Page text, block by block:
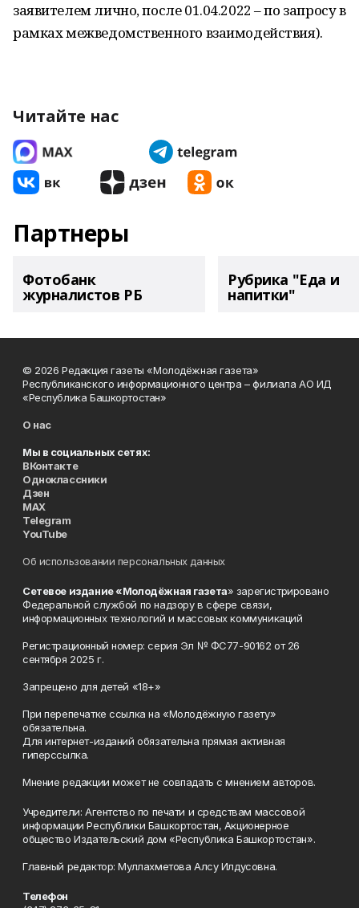
заявителем лично, после 01.04.2022 – по запросу в
рамках межведомственного взаимодействия).
Читайте нас
Партнеры
Фотобанк
журналистов РБ
Рубрика "Еда и
напитки"
© 2026 Редакция газеты «Молодёжная газета»
Республиканского информационного центра – филиала АО ИД
«Республика Башкортостан»
О нас
Мы в социальных сетях:
ВКонтакте
Одноклассники
Дзен
MAX
Telegram
YouTube
Об использовании персональных данных
Сетевое издание «Молодёжная газета» зарегистрировано
Федеральной службой по надзору в сфере связи,
информационных технологий и массовых коммуникаций
Регистрационный номер: серия Эл № ФС77-90162 от 26
сентября 2025 г.
Запрещено для детей «18+»
При перепечатке ссылка на «Молодёжную газету»
обязательна.
Для интернет-изданий обязательна прямая активная
гиперссылка.
Мнение редакции может не совпадать с мнением авторов.
Учредители: Агентство по печати и средствам массовой
информации Республики Башкортостан, Акционерное
общество Издательский дом «Республика Башкортостан».
Главный редактор: Муллахметова Алсу Илдусовна.
Телефон